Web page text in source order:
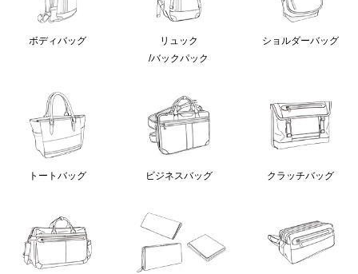
ボディバッグ
リュック
/バックパック
ショルダーバッグ
トートバッグ ビジネスバッグ クラッチバッグ